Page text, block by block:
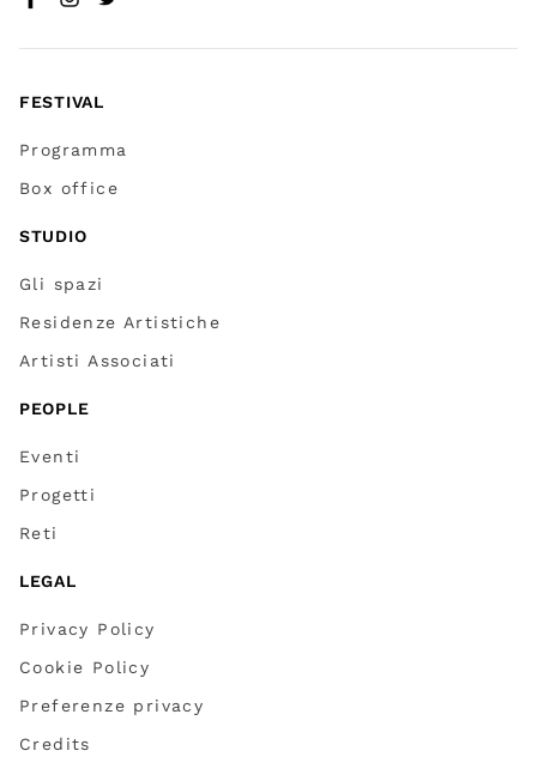
FESTIVAL
Programma
Box office
STUDIO
Gli spazi
Residenze Artistiche
Artisti Associati
PEOPLE
Eventi
Progetti
Reti
LEGAL
Privacy Policy
Cookie Policy
Preferenze privacy
Credits